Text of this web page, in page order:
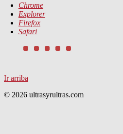
Chrome
Explorer
Firefox
Safari
Ir arriba
© 2026 ultrasyrultras.com